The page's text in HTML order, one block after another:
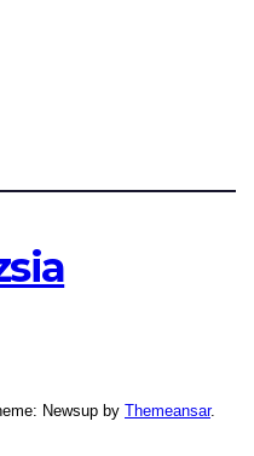
Newsup by Themeansar.